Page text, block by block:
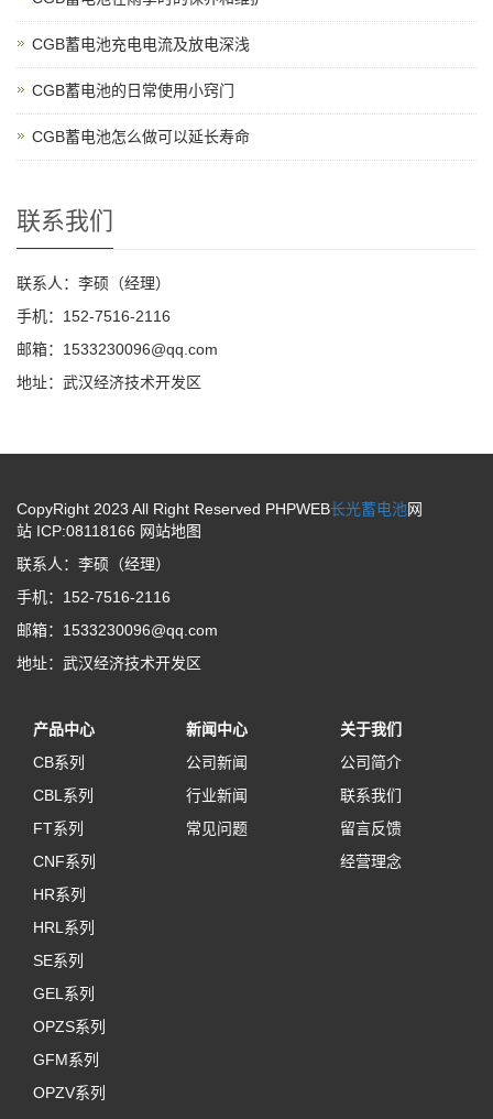
CGB蓄电池充电电流及放电深浅
CGB蓄电池的日常使用小窍门
CGB蓄电池怎么做可以延长寿命
联系我们
联系人：李硕（经理）
手机：152-7516-2116
邮箱：1533230096@qq.com
地址：武汉经济技术开发区
CopyRight 2023 All Right Reserved PHPWEB长光蓄电池网
站 ICP:08118166 网站地图
联系人：李硕（经理）
手机：152-7516-2116
邮箱：1533230096@qq.com
地址：武汉经济技术开发区
产品中心
CB系列
CBL系列
FT系列
CNF系列
HR系列
HRL系列
SE系列
GEL系列
OPZS系列
GFM系列
OPZV系列
新闻中心
公司新闻
行业新闻
常见问题
关于我们
公司简介
联系我们
留言反馈
经营理念